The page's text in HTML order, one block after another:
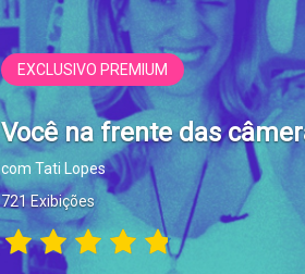
EXCLUSIVO PREMIUM
Você na frente das
com Tati Lopes
721 Exibições